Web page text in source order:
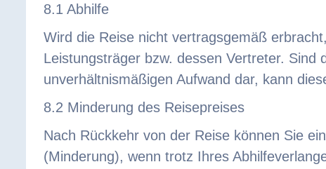
8.1 Abhilfe
Wird die Reise nicht vertragsgemäß
Leistungsträger bzw. dessen Vertreter. Sind
unverhältnismäßigen Aufwand dar, kann
8.2 Minderung des Reisepreises
Nach Rückkehr von der Reise können Sie
(Minderung), wenn trotz Ihres